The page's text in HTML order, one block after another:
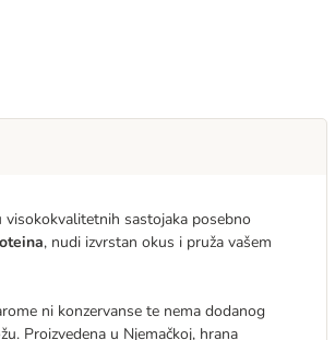
visokokvalitetnih sastojaka posebno
, nudi izvrstan okus i pruža vašem
ni konzervanse te nema dodanog
Proizvedena u Njemačkoj, hrana